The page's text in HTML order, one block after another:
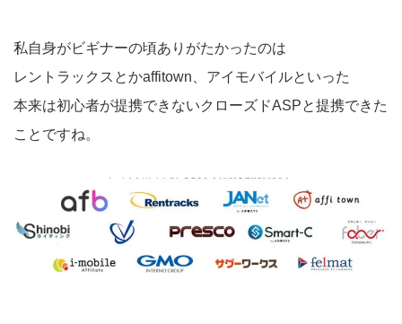
私自身がビギナーの頃ありがたかったのは
レントラックスとかaffitown、アイモバイルといった
本来は初心者が提携できないクローズドASPと提携できた
ことですね。